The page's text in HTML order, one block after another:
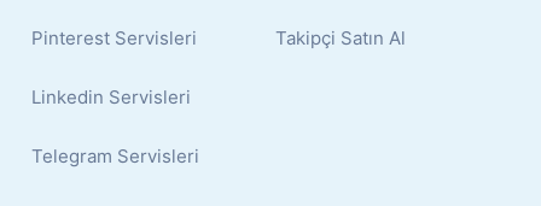
Pinterest Servisleri
Linkedin Servisleri
Telegram Servisleri
Takipçi Satın Al